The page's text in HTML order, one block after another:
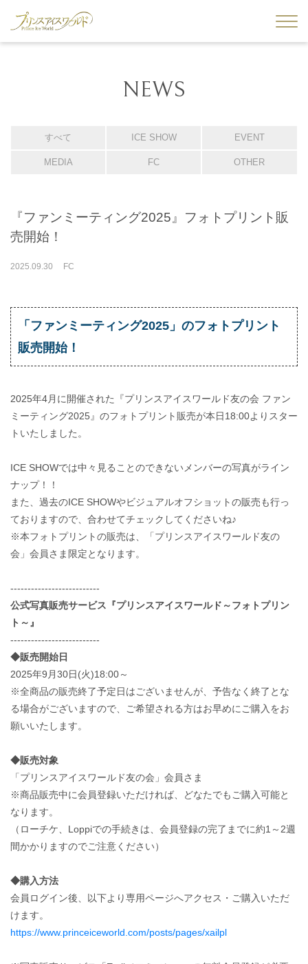
NEWS
すべて ICE SHOW EVENT
MEDIA FC OTHER
『ファンミーティング2025』フォトプリント販
売開始！
2025.09.30 FC
「ファンミーティング2025」のフォトプリント
販売開始！
2025年4月に開催された『プリンスアイスワールド友の会 ファン
ミーティング2025』のフォトプリント販売が本日18:00よりスター
トいたしました。
ICE SHOWでは中々見ることのできないメンバーの写真がライン
ナップ！！
また、過去のICE SHOWやビジュアルオフショットの販売も行っ
ておりますので、合わせてチェックしてくださいね♪
※本フォトプリントの販売は、「プリンスアイスワールド友の
会」会員さま限定となります。
--------------------------
公式写真販売サービス『プリンスアイスワールド～フォトプリン
ト～』
--------------------------
◆販売開始日
2025年9月30日(火)18:00～
※全商品の販売終了予定日はございませんが、予告なく終了とな
る場合がございますので、ご希望される方はお早めにご購入をお
願いいたします。
◆販売対象
「プリンスアイスワールド友の会」会員さま
※商品販売中に会員登録いただければ、どなたでもご購入可能と
なります。
（ローチケ、Loppiでの手続きは、会員登録の完了までに約1～2週
間かかりますのでご注意ください）
◆購入方法
会員ログイン後、以下より専用ページへアクセス・ご購入いただ
けます。
https://www.princeiceworld.com/posts/pages/xailpl